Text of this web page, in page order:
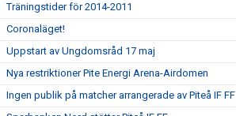
Träningstider för 2014-2011
Coronaläget!
Uppstart av Ungdomsråd 17 maj
Nya restriktioner Pite Energi Arena-Airdomen
Ingen publik på matcher arrangerade av Piteå IF FF